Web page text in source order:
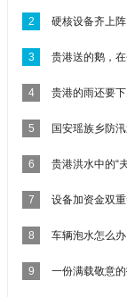
2 硬核设备齐上
3 贵港送的鹅，
4 贵港的雨还要
5 国安瑶族乡防
6 贵港洪水中的“
7 设备加资金双
8 车辆泡水怎么
9 一份满载敬意